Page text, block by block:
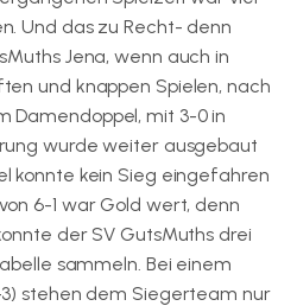
Und das zu Recht- denn
Jena, wenn auch in
und knappen Spielen, nach
Damendoppel, mit 3-0 in
wurde weiter ausgebaut
konnte kein Sieg eingefahren
6-1 war Gold wert, denn
der SV GutsMuths drei
sammeln. Bei einem
stehen dem Siegerteam nur